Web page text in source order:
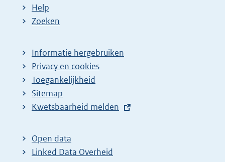
Help
Zoeken
Informatie hergebruiken
Privacy en cookies
Toegankelijkheid
Sitemap
E
t
e
Kwetsbaarheid melden
Open data
Linked Data Overheid